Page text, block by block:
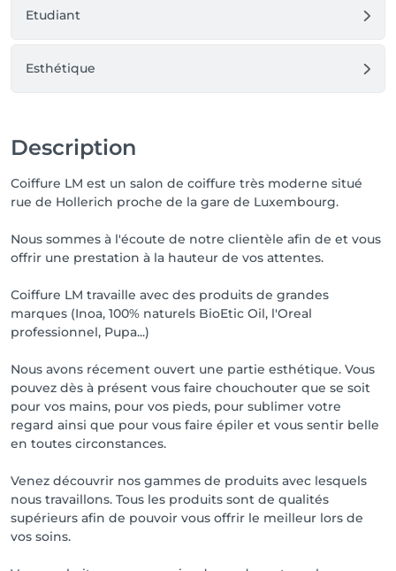
Etudiant
Esthétique
Description
Coiffure LM est un salon de coiffure très moderne situé
rue de Hollerich proche de la gare de Luxembourg.
Nous sommes à l'écoute de notre clientèle afin de et vous
offrir une prestation à la hauteur de vos attentes.
Coiffure LM travaille avec des produits de grandes
marques (Inoa, 100% naturels BioEtic Oil, l'Oreal
professionnel, Pupa...)
Nous avons récement ouvert une partie esthétique. Vous
pouvez dès à présent vous faire chouchouter que se soit
pour vos mains, pour vos pieds, pour sublimer votre
regard ainsi que pour vous faire épiler et vous sentir belle
en toutes circonstances.
Venez découvrir nos gammes de produits avec lesquels
nous travaillons. Tous les produits sont de qualités
supérieurs afin de pouvoir vous offrir le meilleur lors de
vos soins.